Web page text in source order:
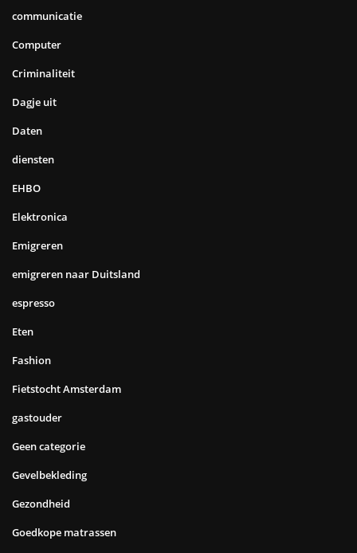
communicatie
Computer
Criminaliteit
Dagje uit
Daten
diensten
EHBO
Elektronica
Emigreren
emigreren naar Duitsland
espresso
Eten
Fashion
Fietstocht Amsterdam
gastouder
Geen categorie
Gevelbekleding
Gezondheid
Goedkope matrassen